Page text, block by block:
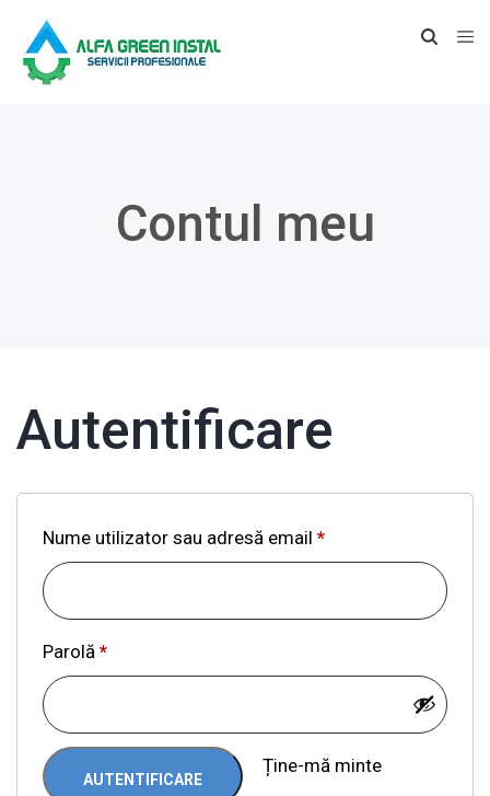
Contul meu
Autentificare
Nume utilizator sau adresă email *
Parolă *
Ține-mă minte
AUTENTIFICARE